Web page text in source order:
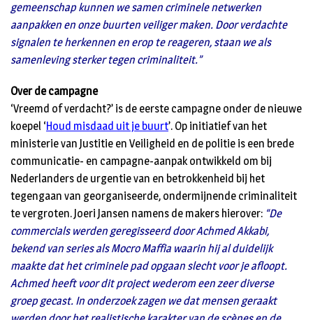
gemeenschap kunnen we samen criminele netwerken
aanpakken en onze buurten veiliger maken. Door verdachte
signalen te herkennen en erop te reageren, staan we als
samenleving sterker tegen criminaliteit.”
Over de campagne
‘Vreemd of verdacht?’ is de eerste campagne onder de nieuwe
koepel ‘Houd misdaad uit je buurt’. Op initiatief van het
ministerie van Justitie en Veiligheid en de politie is een brede
communicatie- en campagne-aanpak ontwikkeld om bij
Nederlanders de urgentie van en betrokkenheid bij het
tegengaan van georganiseerde, ondermijnende criminaliteit
te vergroten. Joeri Jansen namens de makers hierover: “De
commercials werden geregisseerd door Achmed Akkabi,
bekend van series als Mocro Maffia waarin hij al duidelijk
maakte dat het criminele pad opgaan slecht voor je afloopt.
Achmed heeft voor dit project wederom een zeer diverse
groep gecast. In onderzoek zagen we dat mensen geraakt